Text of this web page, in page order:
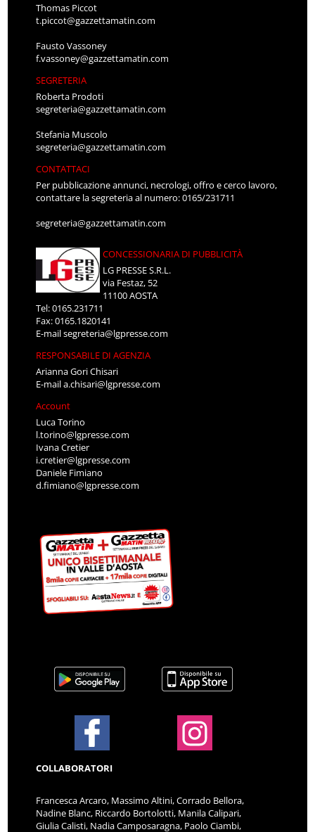
Thomas Piccot
t.piccot@gazzettamatin.com
Fausto Vassoney
f.vassoney@gazzettamatin.com
SEGRETERIA
Roberta Prodoti
segreteria@gazzettamatin.com
Stefania Muscolo
segreteria@gazzettamatin.com
CONTATTACI
Per pubblicazione annunci, necrologi, offro e cerco lavoro,
contattare la segreteria al numero: 0165/231711
segreteria@gazzettamatin.com
CONCESSIONARIA DI PUBBLICITÀ
LG PRESSE S.R.L.
via Festaz, 52
11100 AOSTA
Tel: 0165.231711
Fax: 0165.1820141
E-mailsegreteria@lgpresse.com
RESPONSABILE DI AGENZIA
Arianna Gori Chisari
E-maila.chisari@lgpresse.com
Account
Luca Torino
l.torino@lgpresse.com
Ivana Cretier
i.cretier@lgpresse.com
Daniele Fimiano
d.fimiano@lgpresse.com
COLLABORATORI
Francesca Arcaro, Massimo Altini, Corrado Bellora,
Nadine Blanc, Riccardo Bortolotti, Manila Calipari,
Giulia Calisti, Nadia Camposaragna, Paolo Ciambi,